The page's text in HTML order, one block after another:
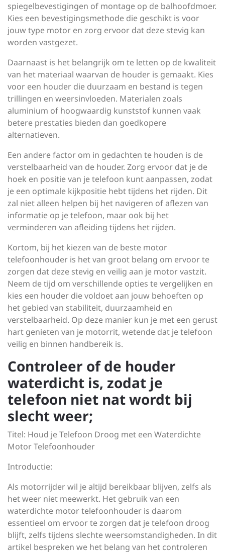
spiegelbevestigingen of montage op de balhoofdmoer.
Kies een bevestigingsmethode die geschikt is voor
jouw type motor en zorg ervoor dat deze stevig kan
worden vastgezet.
Daarnaast is het belangrijk om te letten op de kwaliteit
van het materiaal waarvan de houder is gemaakt. Kies
voor een houder die duurzaam en bestand is tegen
trillingen en weersinvloeden. Materialen zoals
aluminium of hoogwaardig kunststof kunnen vaak
betere prestaties bieden dan goedkopere
alternatieven.
Een andere factor om in gedachten te houden is de
verstelbaarheid van de houder. Zorg ervoor dat je de
hoek en positie van je telefoon kunt aanpassen, zodat
je een optimale kijkpositie hebt tijdens het rijden. Dit
zal niet alleen helpen bij het navigeren of aflezen van
informatie op je telefoon, maar ook bij het
verminderen van afleiding tijdens het rijden.
Kortom, bij het kiezen van de beste motor
telefoonhouder is het van groot belang om ervoor te
zorgen dat deze stevig en veilig aan je motor vastzit.
Neem de tijd om verschillende opties te vergelijken en
kies een houder die voldoet aan jouw behoeften op
het gebied van stabiliteit, duurzaamheid en
verstelbaarheid. Op deze manier kun je met een gerust
hart genieten van je motorrit, wetende dat je telefoon
veilig en binnen handbereik is.
Controleer of de houder
waterdicht is, zodat je
telefoon niet nat wordt bij
slecht weer;
Titel: Houd je Telefoon Droog met een Waterdichte
Motor Telefoonhouder
Introductie:
Als motorrijder wil je altijd bereikbaar blijven, zelfs als
het weer niet meewerkt. Het gebruik van een
waterdichte motor telefoonhouder is daarom
essentieel om ervoor te zorgen dat je telefoon droog
blijft, zelfs tijdens slechte weersomstandigheden. In dit
artikel bespreken we het belang van het controleren